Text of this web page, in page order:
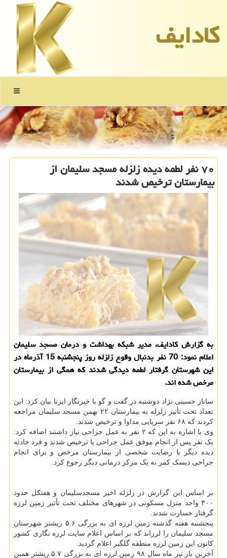
كادایف
منو
۷۰ نفر لطمه دیده زلزله مسجد سلیمان از
بیمارستان ترخیص شدند
به گزارش کادایف، مدیر شبکه بهداشت و درمان مسجد سلیمان
اعلام نمود: 70 نفر بدنبال وقوع زلزله روز پنجشنبه 15 آذرماه در
این شهرستان گرفتار لطمه دیدگی شدند که همگی از بیمارستان
مرخص شده اند.
ساناز حسینی نژاد دوشنبه در گفت و گو با خبرنگار ایرنا بیان کرد: این
تعداد تحت تأثیر زلزله به بیمارستان ۲۲ بهمن مسجد سلیمان مراجعه
کردند که ۶۸ نفر سرپایی مداوا و ترخیص شدند.
وی با اشاره به این که ۲ نفر به عمل جراحی نیاز داشتند اضافه کرد:
یک نفر پس از انجام موفق عمل جراحی پا ترخیص شدند و فرد حادثه
دیده دیگر با رضایت شخصی از بیمارستان مرخص و برای انجام
جراحی دیسک کمر به یک مرکز درمانی دیگر رجوع کرد.
بر اساس این گزارش در زلزله اخیر مسجدسلیمان و هفتکل حدود
۳۰۰ واحد منزل مسکونی در شهرهای مختلف تحت تأثیر زمین لرزه
گرفتار خسارت شدند.
پنجشنبه هفته گذشته زمین لرزه ای به بزرگی ۵.۶ ریشتر شهرستان
مسجد سلیمان را لرزاند که بر اساس اعلام سایت لرزه نگاری کشور
کانون این زمین لرزه منطقه گلگیر اعلام گردید.
آخرین بار تیر ماه سال ۹۸ زمین لرزه ای به بزرگی ۵.۷ ریشتر همین